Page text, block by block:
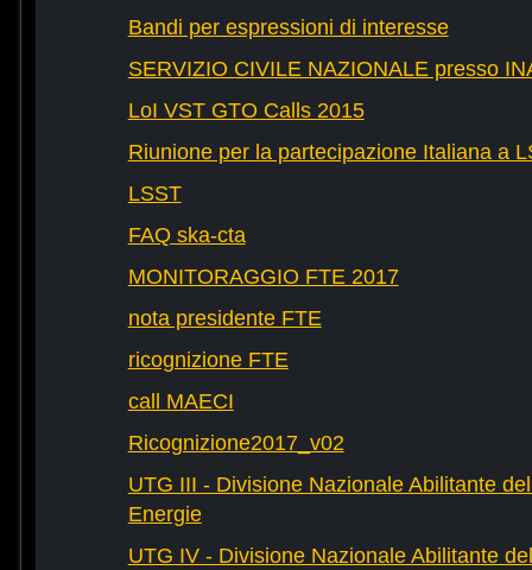
Bandi per espressioni di interesse
SERVIZIO CIVILE NAZIONALE presso
LoI VST GTO Calls 2015
Riunione per la partecipazione Italiana a
LSST
FAQ ska-cta
MONITORAGGIO FTE 2017
nota presidente FTE
ricognizione FTE
call MAECI
Ricognizione2017_v02
UTG III - Divisione Nazionale Abilitante
Energie
UTG IV - Divisione Nazionale Abilitante